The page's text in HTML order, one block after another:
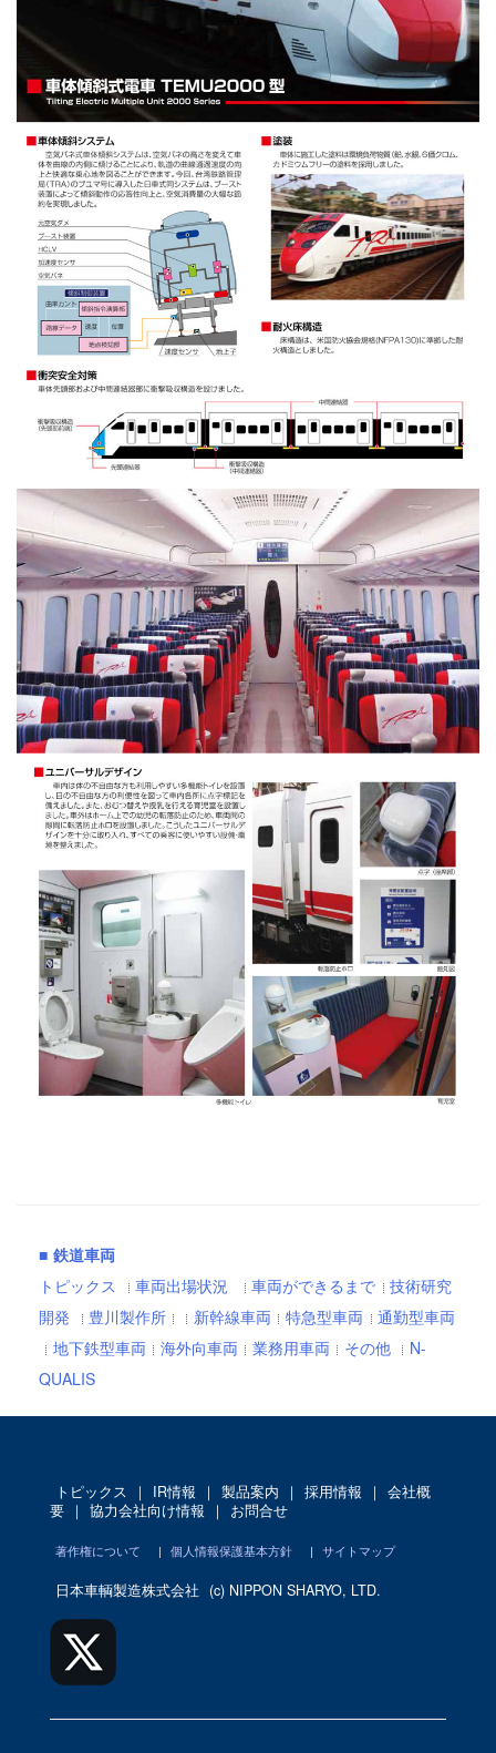
■ 鉄道車両
トピックス
車両出場状況 車両ができるまで
技術研究
開発
豊川製作所 新幹線車両 特急型車両
通勤型車両
地下鉄型車両
海外向車両 業務用車両 その他
N-
QUALIS
トピックス ｜ IR情報 ｜ 製品案内 ｜ 採用情報 ｜
会社概
要
｜ 協力会社向け情報 ｜ お問合せ
著作権について | 個人情報保護基本方針 | サイトマップ
日本車輌製造株式会社 (c) NIPPON SHARYO, LTD.